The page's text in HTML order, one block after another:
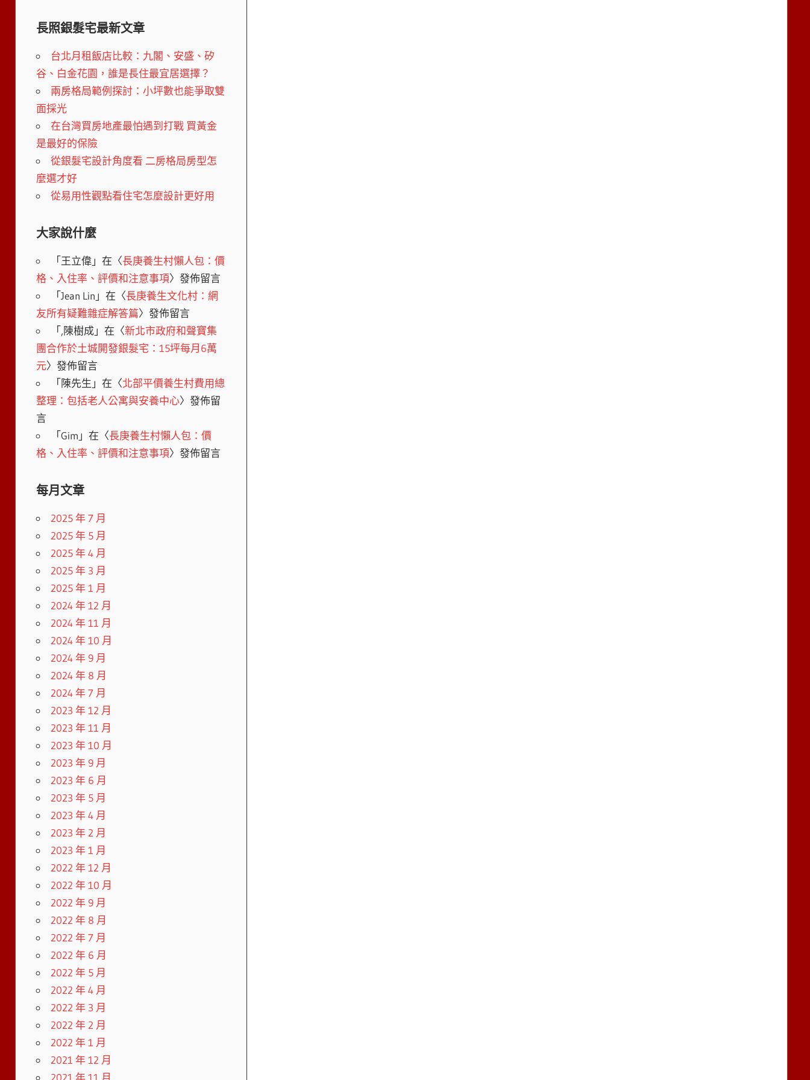
長照銀髮宅最新文章
台北月租飯店比較：九閣、安盛、矽
谷、白金花園，誰是長住最宜居選擇？
兩房格局範例探討：小坪數也能爭取雙
面採光
在台灣買房地產最怕遇到打戰 買黃金
是最好的保險
從銀髮宅設計角度看 二房格局房型怎
麼選才好
從易用性觀點看住宅怎麼設計更好用
大家說什麼
「王立偉」在〈長庚養生村懶人包：價
格、入住率、評價和注意事項〉發佈留言
「Jean Lin 」在〈長庚養生文化村：網
友所有疑難雜症解答篇〉發佈留言
「,陳樹成」在〈新北市政府和聲寶集
團合作於土城開發銀髮宅：15坪每月6萬
元〉發佈留言
「陳先生 」在〈北部平價養生村費用總
整理：包括老人公寓與安養中心〉發佈留
言
「Gim 」在〈長庚養生村懶人包：價
格、入住率、評價和注意事項〉發佈留言
每月文章
2025 年 7 月
2025 年 5 月
2025 年 4 月
2025 年 3 月
2025 年 1 月
2024 年 12 月
2024 年 11 月
2024 年 10 月
2024 年 9 月
2024 年 8 月
2024 年 7 月
2023 年 12 月
2023 年 11 月
2023 年 10 月
2023 年 9 月
2023 年 6 月
2023 年 5 月
2023 年 4 月
2023 年 2 月
2023 年 1 月
2022 年 12 月
2022 年 10 月
2022 年 9 月
2022 年 8 月
2022 年 7 月
2022 年 6 月
2022 年 5 月
2022 年 4 月
2022 年 3 月
2022 年 2 月
2022 年 1 月
2021 年 12 月
2021 年 11 月